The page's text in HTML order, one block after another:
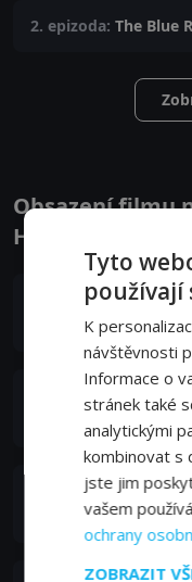
2. epizoda: The Blue
Obsazení filmu
Herci a tvůrci
Lydia Wilson
Matilda Gray
Joel Fry
Harlan 'Hal' Fine
Joanna Scanlan
Janice Gray
Tyto
používají
K
návštěvnosti
Informace o
stránek také
analytickými
kombinovat s
jste jim
vašem
ochrany
ZOBRAZIT